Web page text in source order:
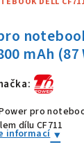
mAh
pro
dílu CF711
informací